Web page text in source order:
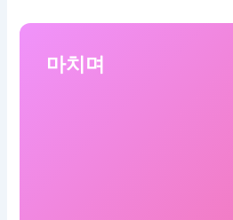
마치며